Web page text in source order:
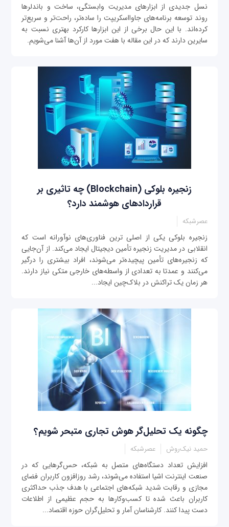
نسل جدیدی از ابزارهای مدیریت وابستگی، ساخت و باندلرها
روند توسعه برنامه‌های جاوااسکریپت را ساده‌تر، راحت‌تر و سریع‌تر
کرده‌اند. با این حال برخی از این ابزارها کارکرد بهتری نسبت به
سایرین دارند که در این مقاله با هفت مورد از آن‌ها آشنا می‌شویم.
زنجیره بلوکی (Blockchain) چه تاثیری بر
قراردادهای هوشمند دارد؟
عصرشبکه
زنجیره بلوکی یکی از اصلی ترین فناوری‌های نوآورانه است که
انقلابی در مدیریت زنجیره تأمین دیجیتال ایجاد می‌کند. از آن‌جایی
که زنجیره‌های تأمین پیچیده‌تر می‌شوند، افراد بیشتری را درگیر
می‌کنند و عمدتا به تعدادی از واسطه‌های خارجی متکی نیاز دارند.
هر زمان یک تراکنش در بلاک‌چین ایجاد...
چگونه یک تحلیل‌گر هوش تجاری متبحر شویم؟
حمید نیک‌روش عصرشبکه
افزایش تعداد دستگاه‌های متصل به شبکه، حس‌گرهایی که در
صنعت اینترنت اشیا استفاده می‌شوند، رشد روزافزون کاربران فضای
مجازی و رقابت شدید شبکه‌های اجتماعی با هدف جذب حداکثری
کاربران باعث شده تا کسب‌وکارها به حجم عظیمی از اطلاعات
دست پیدا کنند. کارشناسان آمار و تحلیل‌گران حوزه اقتصاد...